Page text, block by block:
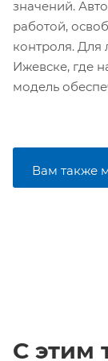
значений.
работой,
контроля. Для
Ижевске, где
модель
Вам также
С этим